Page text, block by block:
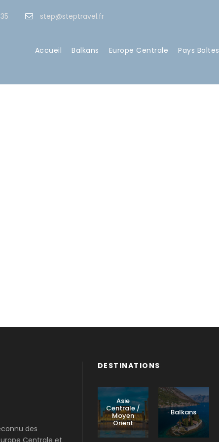
step@steptravel.fr
Accueil Balkans Europe Centrale Pays Baltes
des
Centrale et
DESTINATIONS
Asie
Centrale /
Moyen
Orient
Balkans